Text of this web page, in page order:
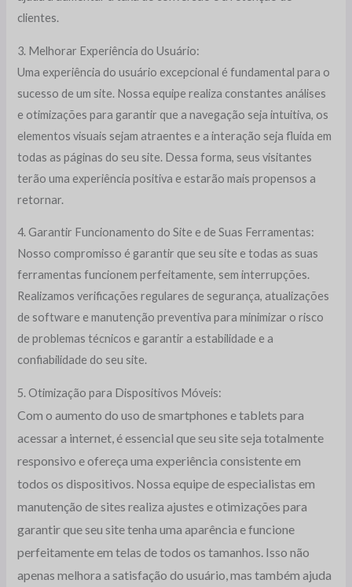
clientes.
3. Melhorar Experiência do Usuário:
Uma experiência do usuário excepcional é fundamental para o
sucesso de um site. Nossa equipe realiza constantes análises
e otimizações para garantir que a navegação seja intuitiva, os
elementos visuais sejam atraentes e a interação seja fluida em
todas as páginas do seu site. Dessa forma, seus visitantes
terão uma experiência positiva e estarão mais propensos a
retornar.
4. Garantir Funcionamento do Site e de Suas Ferramentas:
Nosso compromisso é garantir que seu site e todas as suas
ferramentas funcionem perfeitamente, sem interrupções.
Realizamos verificações regulares de segurança, atualizações
de software e manutenção preventiva para minimizar o risco
de problemas técnicos e garantir a estabilidade e a
confiabilidade do seu site.
5. Otimização para Dispositivos Móveis:
Com o aumento do uso de smartphones e tablets para
acessar a internet, é essencial que seu site seja totalmente
responsivo e ofereça uma experiência consistente em
todos os dispositivos. Nossa equipe de especialistas em
manutenção de sites realiza ajustes e otimizações para
garantir que seu site tenha uma aparência e funcione
perfeitamente em telas de todos os tamanhos. Isso não
apenas melhora a satisfação do usuário, mas também ajuda